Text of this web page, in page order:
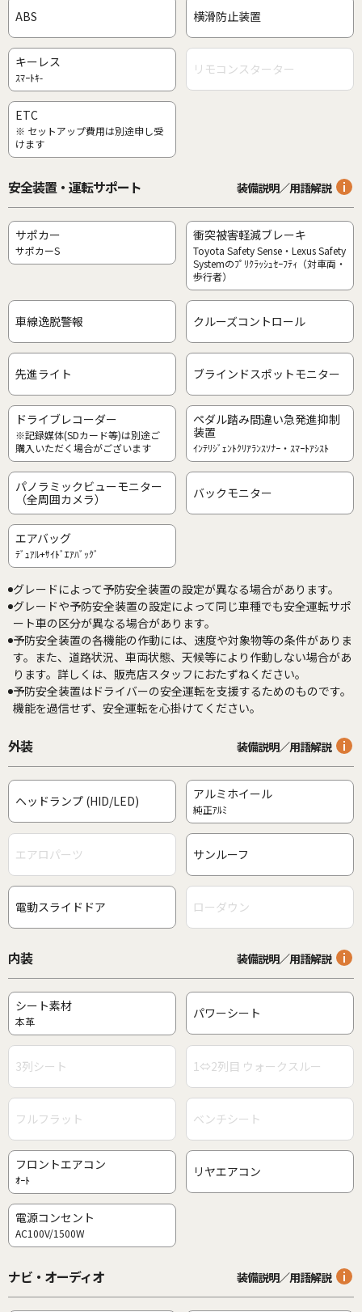
ABS 横滑防止装置
キーレス
ｽﾏｰﾄｷ- リモコンスターター
ETC
※ セットアップ費用は別途申し受
けます
安全装置・運転サポート 装備説明／用語解説
サポカー
サポカーS
衝突被害軽減ブレーキ
Toyota Safety Sense・Lexus Safety
Systemのﾌﾟﾘｸﾗｯｼｭｾｰﾌﾃｨ（対車両・
歩行者）
車線逸脱警報 クルーズコントロール
先進ライト ブラインドスポットモニター
ドライブレコーダー
※記録媒体(SDカード等)は別途ご
購入いただく場合がございます
ペダル踏み間違い急発進抑制
装置
ｲﾝﾃﾘｼﾞｪﾝﾄｸﾘｱﾗﾝｽｿﾅｰ・ｽﾏｰﾄｱｼｽﾄ
パノラミックビューモニター
（全周囲カメラ）
バックモニター
エアバッグ
ﾃﾞｭｱﾙ+ｻｲﾄﾞｴｱﾊﾞｯｸﾞ
グレードによって予防安全装置の設定が異なる場合があります。
グレードや予防安全装置の設定によって同じ車種でも安全運転サポ
ート車の区分が異なる場合があります。
予防安全装置の各機能の作動には、速度や対象物等の条件がありま
す。また、道路状況、車両状態、天候等により作動しない場合があ
ります。詳しくは、販売店スタッフにおたずねください。
予防安全装置はドライバーの安全運転を支援するためのものです。
機能を過信せず、安全運転を心掛けてください。
外装 装備説明／用語解説
ヘッドランプ (HID/LED) アルミホイール
純正ｱﾙﾐ
エアロパーツ サンルーフ
電動スライドドア ローダウン
内装 装備説明／用語解説
シート素材
本革 パワーシート
3列シート 1⇔2列目 ウォークスルー
フルフラット ベンチシート
フロントエアコン
ｵｰﾄ リヤエアコン
電源コンセント
AC100V/1500W
ナビ・オーディオ 装備説明／用語解説